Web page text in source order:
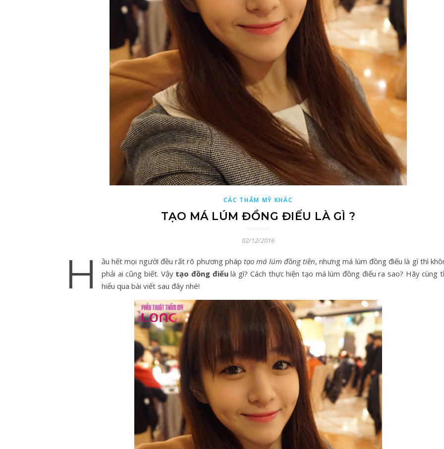
CÁC THẨM MỸ KHÁC
TẠO MÁ LÚM ĐỒNG ĐIẾU LÀ GÌ ?
02/12/2016
H ầu hết mọi người đều rất rõ phương pháptạo má lúm đồng tiền, nhưng má lúm đồng điếu là gì thì
phải ai cũng biết. Vậy tạo đồng điếulà gì? Cách thực hiện tạo má lúm đồng điếu ra sao? Hãy cùng
hiểu qua bài viết sau đây nhé!